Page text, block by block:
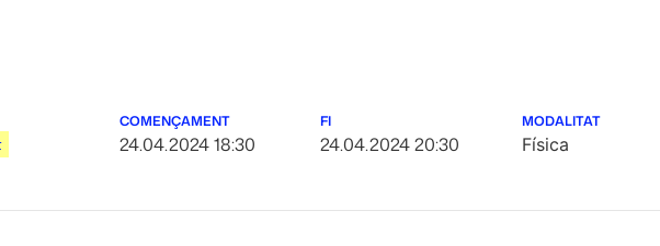
COMENÇAMENT
24.04.2024 18:30
FI
24.04.2024 20:30
MODALITAT
Física